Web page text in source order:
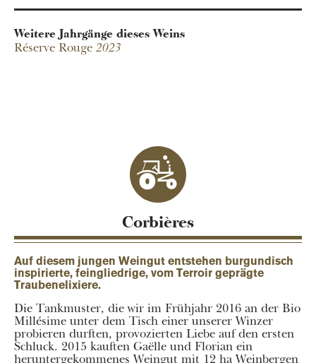
Weitere Jahrgänge dieses Weins
Réserve Rouge 2023
Domaine des Deux
Clés
Corbières
Auf diesem jungen Weingut entstehen burgundisch
inspirierte, feingliedrige, vom Terroir geprägte
Traubenelixiere.
Die Tankmuster, die wir im Frühjahr 2016 an der Bio
Millésime unter dem Tisch einer unserer Winzer
probieren durften, provozierten Liebe auf den ersten
Schluck. 2015 kauften Gaëlle und Florian ein
heruntergekommenes Weingut mit 12 ha Weinbergen